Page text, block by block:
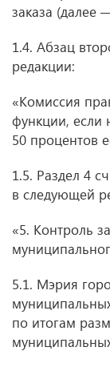
заказа (далее
1.4. Абзац
редакции:
«Комиссия
функции, если
50 процентов
1.5. Раздел 4
в следующей
«5. Контроль
5.1. Мэрия
по итогам